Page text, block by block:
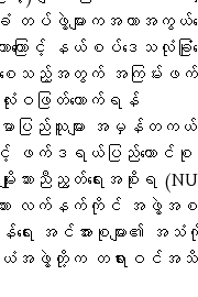
တပ်ဖွဲ့များကအကာအကွယ်
ောကြောင့် နယ်စပ်ဒေသလုံခ
ားစေသည့်အတွက် အကြမ်
းဝဖြတ်တောက်ရန်
ာပြည်သူများ အမှန်တက
ဖက်ဒရယ်ပြည်ထောင်စု တ
သားညီညွတ်ရေးအစိုးရ
ား လက်နက်ကိုင် အဖွဲ့အစည်းမ
ရေး အင်အားစုများ၏ အ
အဖွဲ့တို့က တရားဝင်အသိ